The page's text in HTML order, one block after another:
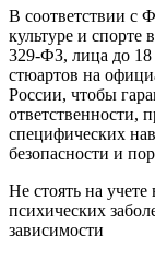
В соответствии с
культуре и спорте
329-ФЗ, лица до 18
стюартов на
России, чтобы
ответственности,
специфических
безопасности и
Не стоять на
психических
зависимости